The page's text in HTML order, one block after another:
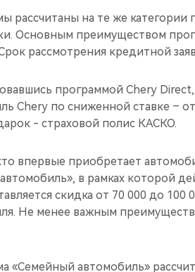
рассчитаны на те же категории
Основным преимуществом
рассмотрения кредитной
программой Chery
Chery по сниженной ставке –
- страховой полис КАСКО.
впервые приобретает
в рамках которой
скидка от 70 000 до
Не менее важным
«Семейный автомобиль»